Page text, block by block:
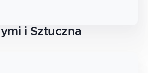
i Sztuczna